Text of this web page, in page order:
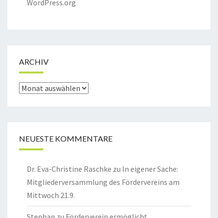
WordPress.org
ARCHIV
Archiv
NEUESTE KOMMENTARE
Dr. Eva-Christine Raschke zu In eigener Sache:
Mitgliederversammlung des Fördervereins am
Mittwoch 21.9.